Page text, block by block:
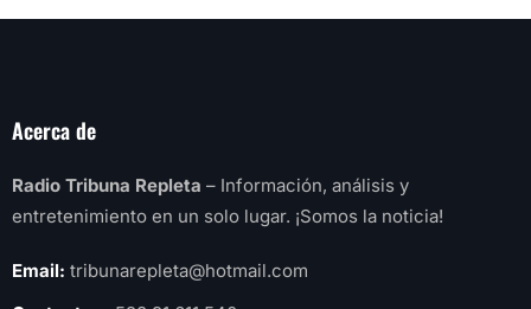
Acerca de
Radio Tribuna Repleta – Información, análisis y
entretenimiento en un solo lugar. ¡Somos la noticia!
Email: tribunarepleta@hotmail.com